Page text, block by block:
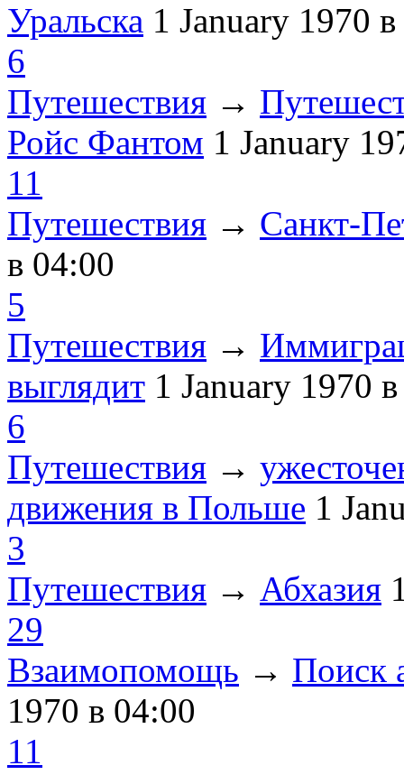
Уральска 1 January 1970
6
Путешествия →
Ройс Фантом 1 January
11
Путешествия → Санкт-
в 04:00
5
Путешествия →
выглядит 1 January 1970
6
Путешествия →
движения в Польше 1
3
Путешествия → Абхазия
29
Взаимопомощь → Поиск
1970 в 04:00
11